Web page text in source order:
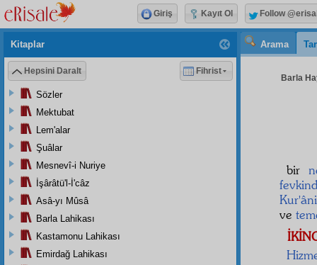
Arama
Barla
bir
ve
Kitaplar
Hepsini Daralt Fihrist
Sözler
Mektubat
Lem'alar
Şuâlar
Mesnevî-i Nuriye
İşârâtü'l-İ'câz
Asâ-yı Mûsâ
Barla Lahikası
Kastamonu Lahikası
Emirdağ Lahikası
Giriş Kayıt Ol Follow